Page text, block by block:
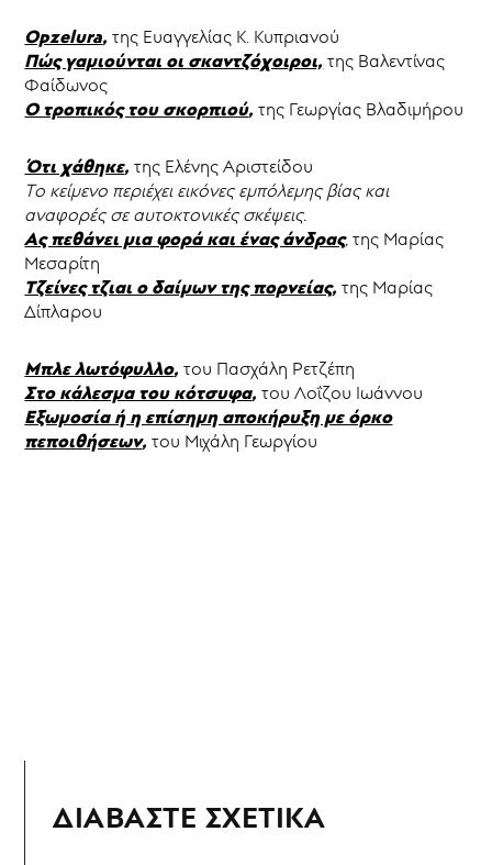
Opzelura, της Ευαγγελίας Κ. Κυπριανού
Πώς γαμιούνται οι σκαντζόχοιροι, της Βαλεντίνας
Φαίδωνος
Ο τροπικός του σκορπιού,της Γεωργίας Βλαδιμήρου
Ότι χάθηκε, της Ελένης Αριστείδου
Tο κείμενο περιέχει εικόνες εμπόλεμης βίας και
αναφορές σε αυτοκτονικές σκέψεις.
Ας πεθάνει μια φορά και ένας άνδρας, της Μαρίας
Μεσαρίτη
Τζείνες τζιαι ο δαίμων της πορνείας, της Μαρίας
Δίπλαρου
Μπλε λωτόφυλλο,του Πασχάλη Ρετζέπη
Στο κάλεσμα του κότσυφα, του Λοΐζου Ιωάννου
Εξωμοσία ή η επίσημη αποκήρυξη με όρκο
πεποιθήσεων, του Μιχάλη Γεωργίου
ΔΙΑΒΑΣΤΕ ΣΧΕΤΙΚΑ